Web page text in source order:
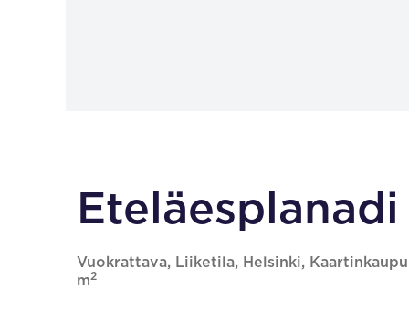
Vuokrattava, Liiketila, Helsinki,
m2